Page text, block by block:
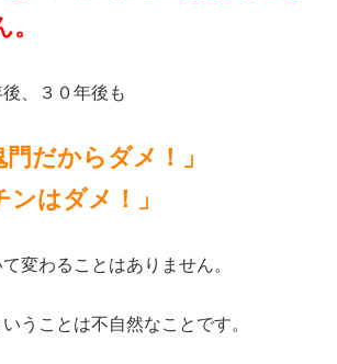
、３０年後も
門だからダメ！」
ンはダメ！」
変わることはありません。
うことは不自然なことです。